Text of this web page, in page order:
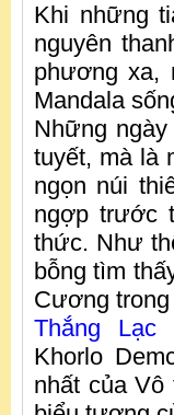
Khi những
nguyên
phương xa,
Mandala
Những
tuyết, mà là
ngọn núi
ngợp trước
thức. Như
bỗng tìm
Cương
Thắng Lạc
Khorlo
nhất của Vô